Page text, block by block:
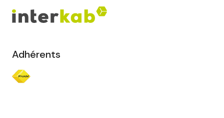
Adhérents